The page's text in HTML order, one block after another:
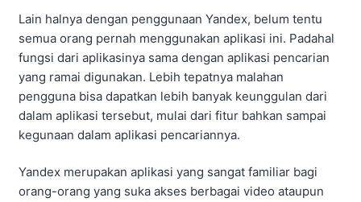
Lain halnya dengan penggunaan Yandex, belum tentu
semua orang pernah menggunakan aplikasi ini. Padahal
fungsi dari aplikasinya sama dengan aplikasi pencarian
yang ramai digunakan. Lebih tepatnya malahan
pengguna bisa dapatkan lebih banyak keunggulan dari
dalam aplikasi tersebut, mulai dari fitur bahkan sampai
kegunaan dalam aplikasi pencariannya.
Yandex merupakan aplikasi yang sangat familiar bagi
orang-orang yang suka akses berbagai video ataupun